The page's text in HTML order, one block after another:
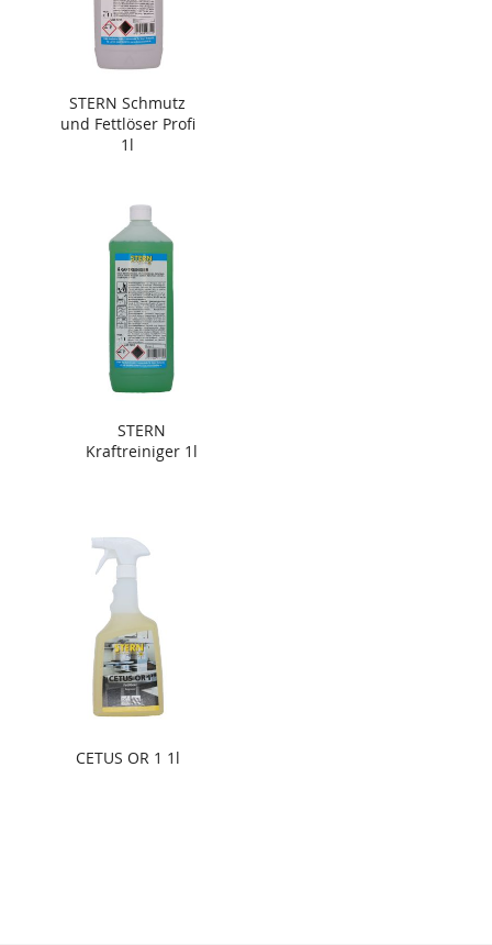
STERN Schmutz
und Fettlöser Profi
1l
STERN
Kraftreiniger 1l
CETUS OR 1 1l